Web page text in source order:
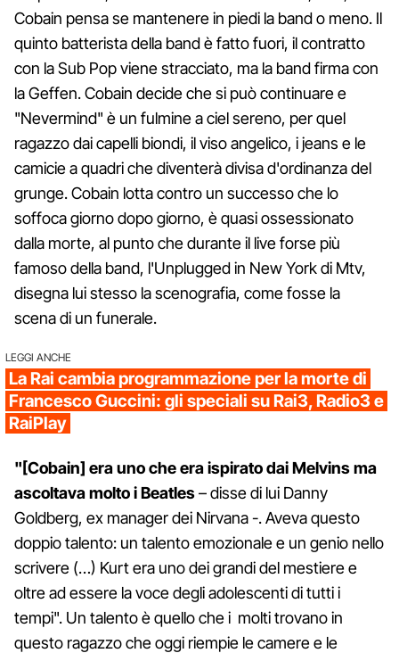
Cobain pensa se mantenere in piedi la band o meno. Il
quinto batterista della band è fatto fuori, il contratto
con la Sub Pop viene stracciato, ma la band firma con
la Geffen. Cobain decide che si può continuare e
"Nevermind" è un fulmine a ciel sereno, per quel
ragazzo dai capelli biondi, il viso angelico, i jeans e le
camicie a quadri che diventerà divisa d'ordinanza del
grunge. Cobain lotta contro un successo che lo
soffoca giorno dopo giorno, è quasi ossessionato
dalla morte, al punto che durante il live forse più
famoso della band, l'Unplugged in New York di Mtv,
disegna lui stesso la scenografia, come fosse la
scena di un funerale.
LEGGI ANCHE
La Rai cambia programmazione per la morte di
Francesco Guccini: gli speciali su Rai3, Radio3 e
RaiPlay
"[Cobain] era uno che era ispirato dai Melvins ma
ascoltava molto i Beatles– disse di lui Danny
Goldberg, ex manager dei Nirvana -. Aveva questo
doppio talento: un talento emozionale e un genio nello
scrivere (…) Kurt era uno dei grandi del mestiere e
oltre ad essere la voce degli adolescenti di tutti i
tempi". Un talento è quello che i molti trovano in
questo ragazzo che oggi riempie le camere e le